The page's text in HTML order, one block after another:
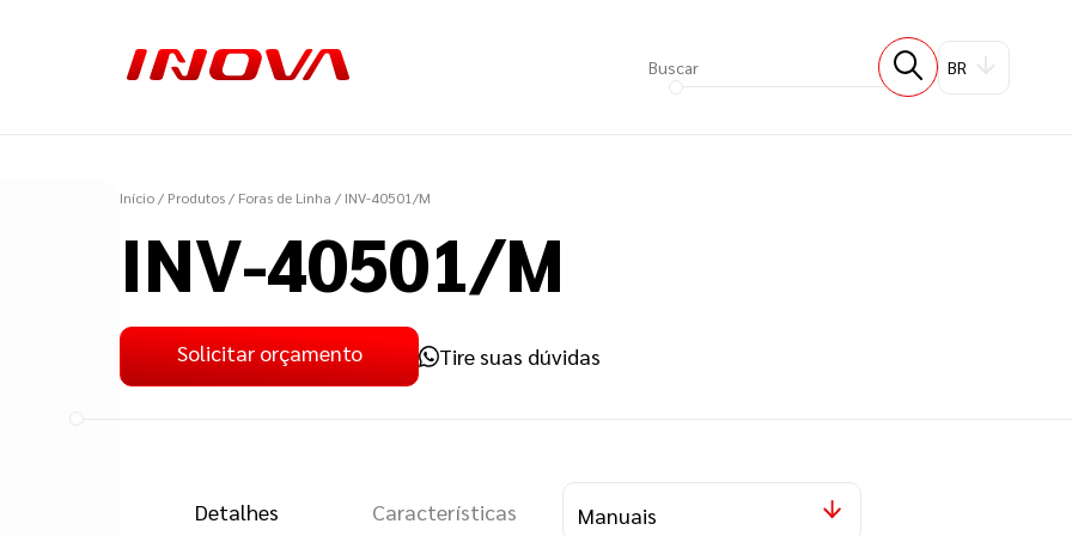
BR
Início / Produtos / Foras de Linha / INV-40501/M
INV-40501/M
Solicitar orçamento Tire suas dúvidas
Detalhes Características Manuais